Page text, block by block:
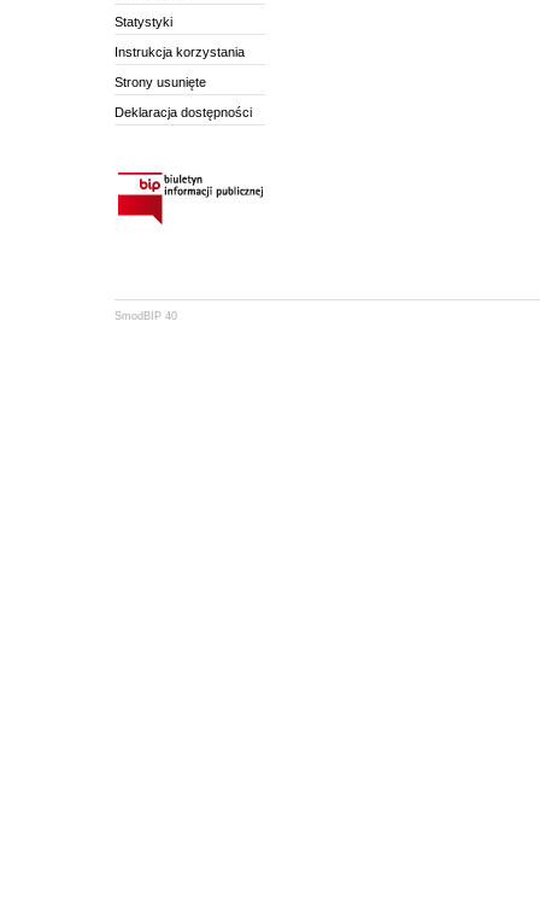
Statystyki
Instrukcja korzystania
Strony usunięte
Deklaracja dostępności
SmodBIP 40